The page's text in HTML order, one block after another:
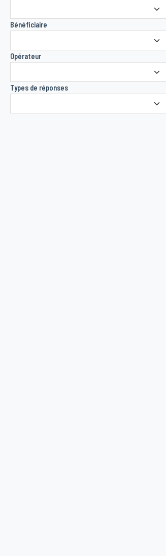
Bénéficiaire
Opérateur
Types de réponses